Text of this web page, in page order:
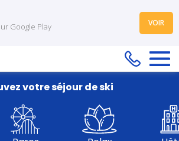
votre séjour de ski
Google Play VOIR